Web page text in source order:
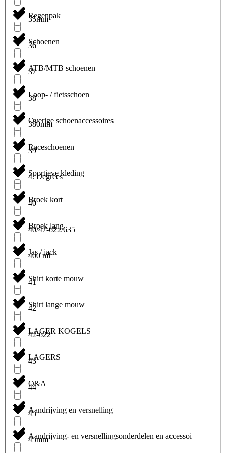
Regenpak
Schoenen
ATB/MTB schoenen
Loop- / fietsschoen
Overige schoenaccessoires
Raceschoenen
Sportieve kleding
Broek kort
Broek lang
Jas / jack
Shirt korte mouw
Shirt lange mouw
LAGER KOGELS
LAGERS
O&A
Aandrijving en versnelling
Aandrijving- en versnellingsonderdelen en accessoi
35mm
36
37
38
380mm
39
4. Degrees
40
40/47-622/635
400 ml
41
42
42-622
43
44
45
45mm